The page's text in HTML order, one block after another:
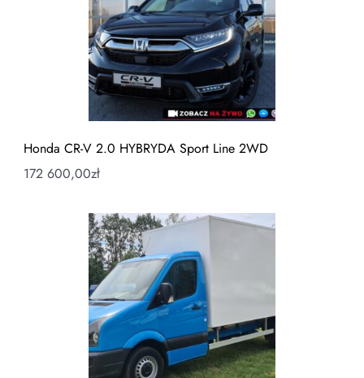
Honda CR-V 2.0 HYBRYDA Sport Line 2WD
172 600,00zł